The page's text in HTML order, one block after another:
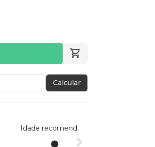
Calcular
Idade recomendada